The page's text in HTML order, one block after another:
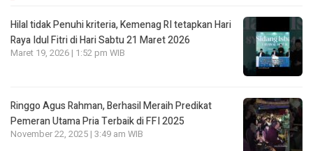
Hilal tidak Penuhi kriteria, Kemenag RI tetapkan Hari
Raya Idul Fitri di Hari Sabtu 21 Maret 2026
Maret 19, 2026 | 1:52 pm WIB
Ringgo Agus Rahman, Berhasil Meraih Predikat
Pemeran Utama Pria Terbaik di FFI 2025
November 22, 2025 | 3:49 am WIB